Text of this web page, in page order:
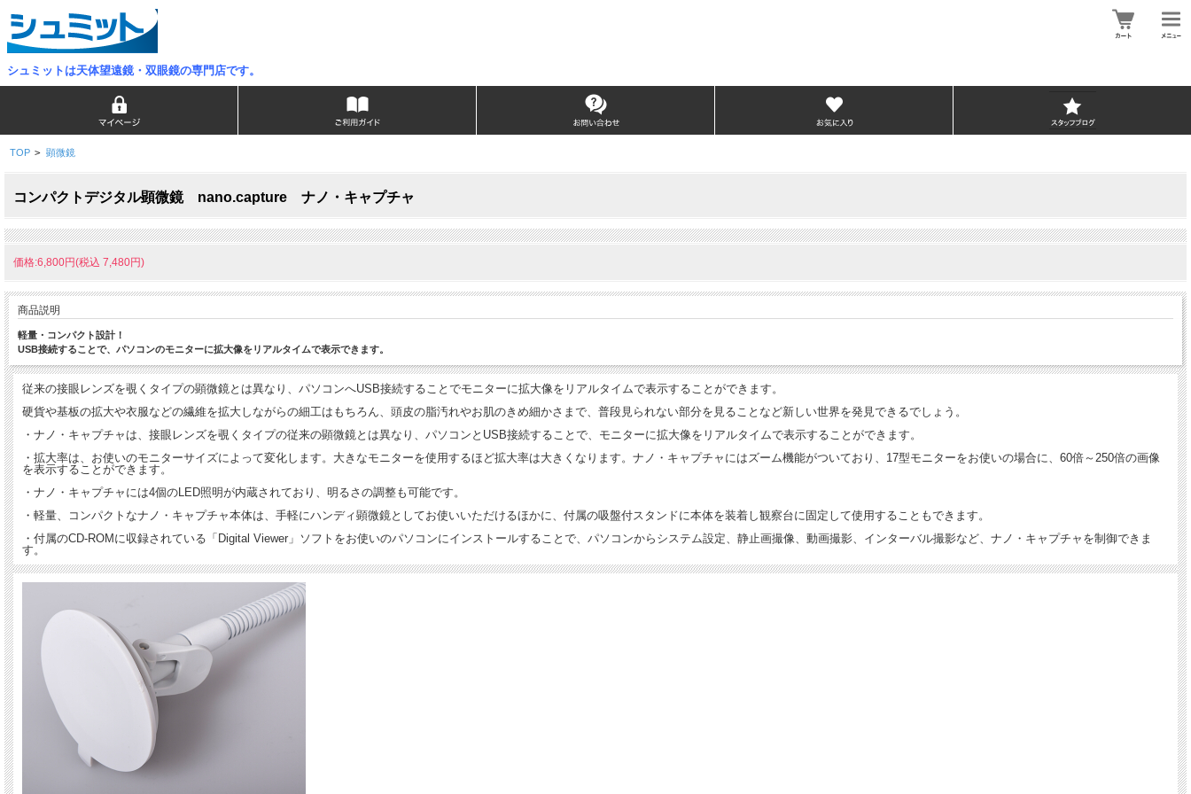
シュミットは天体望遠鏡・双眼鏡の専門店です。
TOP > 顕微鏡
コンパクトデジタル顕微鏡 nano.capture ナノ・キャプチャ
価格:6,800円(税込 7,480円)
商品説明
軽量・コンパクト設計！
USB接続することで、パソコンのモニターに拡大像をリアルタイムで表示できます。
従来の接眼レンズを覗くタイプの顕微鏡とは異なり、パソコンへUSB接続することでモニターに拡大像をリアルタイムで表示することができます。
硬貨や基板の拡大や衣服などの繊維を拡大しながらの細工はもちろん、頭皮の脂汚れやお肌のきめ細かさまで、普段見られない部分を見ることなど新しい世界を発見できるでしょう。
・ナノ・キャプチャは、接眼レンズを覗くタイプの従来の顕微鏡とは異なり、パソコンとUSB接続することで、モニターに拡大像をリアルタイムで表示することができます。
・拡大率は、お使いのモニターサイズによって変化します。大きなモニターを使用するほど拡大率は大きくなります。ナノ・キャプチャにはズーム機能がついており、17型モニターをお使いの場合に、60倍～250倍の画像
を表示することができます。
・ナノ・キャプチャには4個のLED照明が内蔵されており、明るさの調整も可能です。
・軽量、コンパクトなナノ・キャプチャ本体は、手軽にハンディ顕微鏡としてお使いいただけるほかに、付属の吸盤付スタンドに本体を装着し観察台に固定して使用することもできます。
・付属のCD-ROMに収録されている「Digital Viewer」ソフトをお使いのパソコンにインストールすることで、パソコンからシステム設定、静止画撮像、動画撮影、インターバル撮影など、ナノ・キャプチャを制御できま
す。